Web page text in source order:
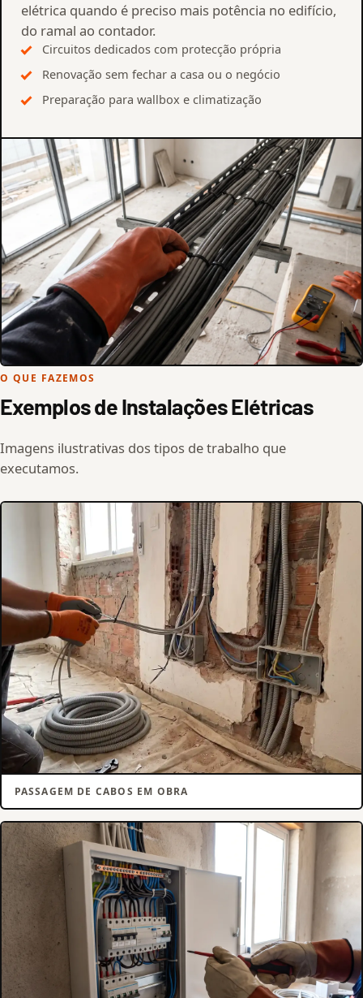
elétrica quando é preciso mais potência no edifício,
do ramal ao contador.
Circuitos dedicados com protecção própria
Renovação sem fechar a casa ou o negócio
Preparação para wallbox e climatização
O QUE FAZEMOS
Exemplos de Instalações Elétricas
Imagens ilustrativas dos tipos de trabalho que
executamos.
PASSAGEM DE CABOS EM OBRA